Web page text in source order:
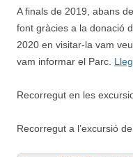
A finals de 2019, abans
font gràcies a la donació
2020 en visitar-la vam
vam informar el Parc.
Recorregut en les
Recorregut a l’excursió